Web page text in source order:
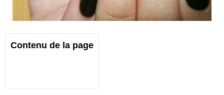
Contenu de la page